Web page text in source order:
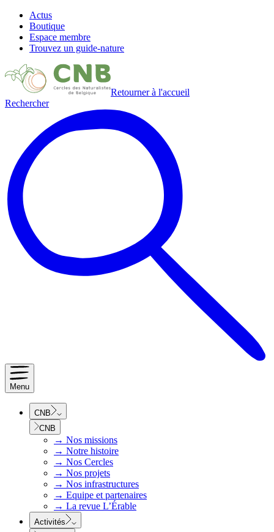
Actus
Boutique
Espace membre
Trouvez un guide-nature
Retourner à l'accueil
Rechercher
Menu
CNB
CNB
→ Nos missions
→ Notre histoire
→ Nos Cercles
→ Nos projets
→ Nos infrastructures
→ Equipe et partenaires
→ La revue L’Érable
Activités